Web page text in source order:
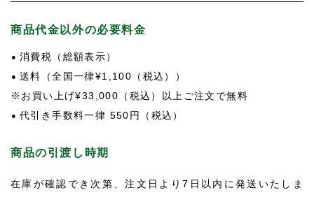
商品代金以外の必要料金
消費税（総額表示）
送料（全国一律¥1,100（税込））
※お買い上げ¥33,000（税込）以上ご注文で無料
代引き手数料一律 550円（税込）
商品の引渡し時期
在庫が確認でき次第、注文日より7日以内に発送いたしま